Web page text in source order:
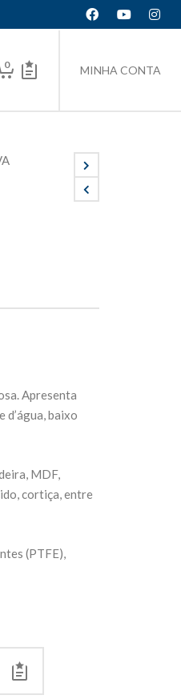
0 MINHA CONTA
Apresenta
d’água, baixo
MDF,
cortiça, entre
(PTFE),